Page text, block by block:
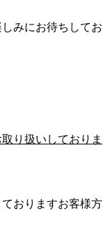
みにお待ちしてお
り扱いしておりま
おりますお客様方